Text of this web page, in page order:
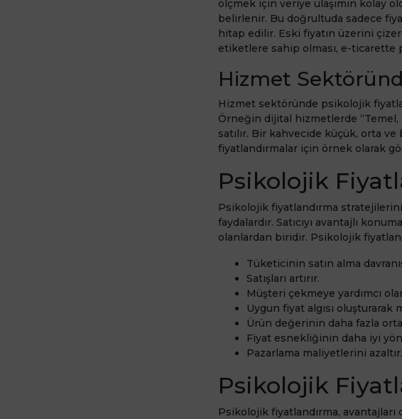
ölçmek için veriye ulaşımın kolay
belirlenir. Bu doğrultuda sadece
hitap edilir. Eski fiyatın üzerini
etiketlere sahip olması, e-ticarette
Hizmet
Hizmet sektöründe psikolojik
Örneğin dijital hizmetlerde
satılır. Bir kahvecide küçük, orta
fiyatlandırmalar için örnek olarak
Psikolojik
Psikolojik fiyatlandırma
faydalardır. Satıcıyı avantajlı
olanlardan biridir. Psikolojik
Tüketicinin satın alma
Satışları artırır.
Müşteri çekmeye yardımcı
Uygun fiyat algısı oluşturarak
Ürün değerinin daha fazla
Fiyat esnekliğinin daha iyi
Pazarlama maliyetlerini azaltır.
Psikolojik
Psikolojik fiyatlandırma,